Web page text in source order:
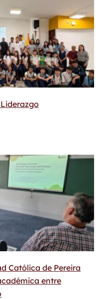
Católica de Pereira
entre